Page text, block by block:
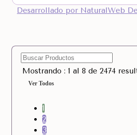
Desarrollado por NaturalWeb
Mostrando : 1 al 8 de 2474
Ver Todos
1
2
3